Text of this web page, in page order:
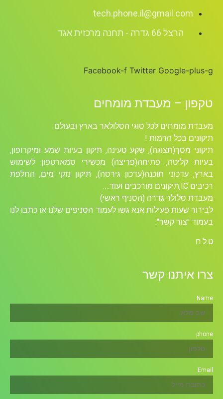
tech.phone.il@gmail.com
הרצל 66 גדרה - תחנה מרכזית אגד
Facebook-f Twitter Google-plus-g
טקפון – מעבדת מומחים
מעבדת מומחים לכל סוגי הסלולאר בארץ ובעולם
תיקונים בכל הרמות !
תיקוני מסך(תצוגה), שקע טעינה, תיקון בעיות שמע ומיקרופון,
בעיות קליטה, פתיחה(פריצה) מכשירי סמארטפון לשימוש
בארץ, עדכוני תוכנה(עדכון גירסה), תיקון נזקי מים, החלפת
רכיבים ICׁ,תיקונים מורכבים ועוד….
מעבדת סלולר גדרה (הסניף ראשי)
לבירור שעות פעילות אנא גשו לעמוד הסניפים שלנו או כתבו לנו
בעמוד "צור קשר".
ט.ל.ח
צרו איתנו קשר
Name
phone
Email